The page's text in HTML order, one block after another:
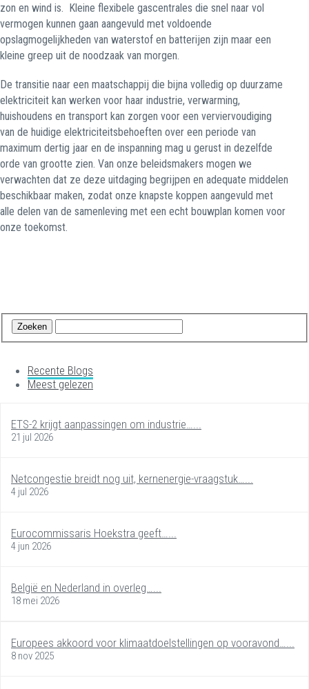
zon en wind is. Kleine flexibele gascentrales die snel naar vol
vermogen kunnen gaan aangevuld met voldoende
opslagmogelijkheden van waterstof en batterijen zijn maar een
kleine greep uit de noodzaak van morgen.
De transitie naar een maatschappij die bijna volledig op duurzame
elektriciteit kan werken voor haar industrie, verwarming,
huishoudens en transport kan zorgen voor een verviervoudiging
van de huidige elektriciteitsbehoeften over een periode van
maximum dertig jaar en de inspanning mag u gerust in dezelfde
orde van grootte zien. Van onze beleidsmakers mogen we
verwachten dat ze deze uitdaging begrijpen en adequate middelen
beschikbaar maken, zodat onze knapste koppen aangevuld met
alle delen van de samenleving met een echt bouwplan komen voor
onze toekomst.
Recente Blogs
Meest gelezen
ETS-2 krijgt aanpassingen om industrie…...
21 jul 2026
Netcongestie breidt nog uit, kernenergie-vraagstuk…...
4 jul 2026
Eurocommissaris Hoekstra geeft…...
4 jun 2026
België en Nederland in overleg…...
18 mei 2026
Europees akkoord voor klimaatdoelstellingen op vooravond…...
8 nov 2025